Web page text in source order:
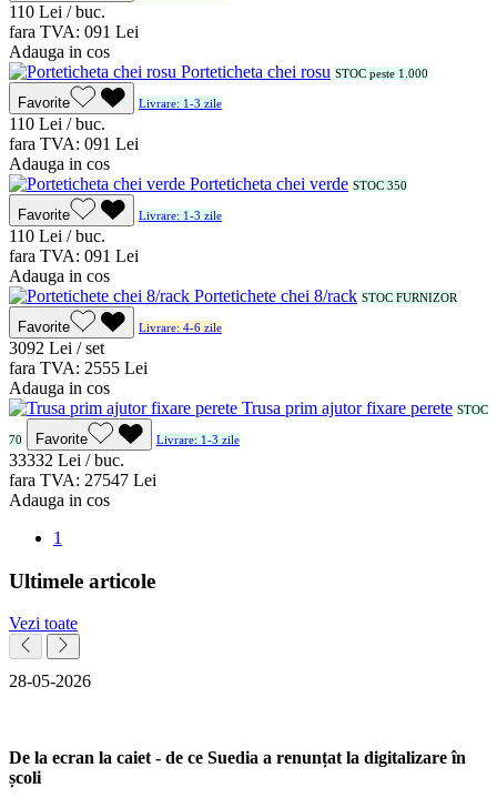
110 Lei / buc.
fara TVA: 091 Lei
Adauga in cos
Porteticheta chei rosu STOC peste 1.000
Favorite Livrare: 1-3 zile
110 Lei / buc.
fara TVA: 091 Lei
Adauga in cos
Porteticheta chei verde STOC 350
Favorite Livrare: 1-3 zile
110 Lei / buc.
fara TVA: 091 Lei
Adauga in cos
Portetichete chei 8/rack STOC FURNIZOR
Favorite Livrare: 4-6 zile
3092 Lei / set
fara TVA: 2555 Lei
Adauga in cos
Trusa prim ajutor fixare perete STOC
70 Favorite Livrare: 1-3 zile
33332 Lei / buc.
fara TVA: 27547 Lei
Adauga in cos
1
Ultimele articole
Vezi toate
28-05-2026
De la ecran la caiet - de ce Suedia a renunțat la digitalizare în
școli